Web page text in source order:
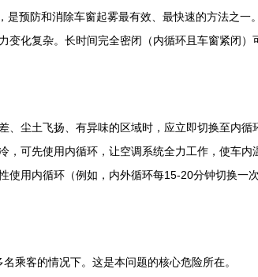
预防和消除车窗起雾最有效、最快速的方法之一。
变化复杂。长时间完全密闭（内循环且车窗紧闭
尘土飞扬、有异味的区域时，应立即切换至内循
，可先使用内循环，让空调系统全力工作，使车内
使用内循环（例如，内外循环每15-20分钟切换
乘客的情况下。这是本问题的核心危险所在。